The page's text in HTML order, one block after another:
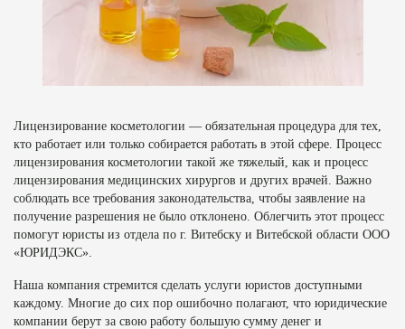
Лицензирование косметологии — обязательная процедура для тех,
кто работает или только собирается работать в этой сфере. Процесс
лицензирования косметологии такой же тяжелый, как и процесс
лицензирования медицинских хирургов и других врачей. Важно
соблюдать все требования законодательства, чтобы заявление на
получение разрешения не было отклонено. Облегчить этот процесс
помогут юристы из отдела по г. Витебску и Витебской области ООО
«ЮРИДЭКС».
Наша компания стремится сделать услуги юристов доступными
каждому. Многие до сих пор ошибочно полагают, что юридические
компании берут за свою работу большую сумму денег и